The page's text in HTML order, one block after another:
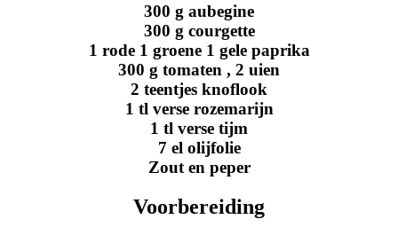
300 g aubegine
300 g courgette
1 rode 1 groene 1 gele paprika
300 g tomaten , 2 uien
2 teentjes knoflook
1 tl verse rozemarijn
1 tl verse tijm
7 el olijfolie
Zout en peper
Voorbereiding